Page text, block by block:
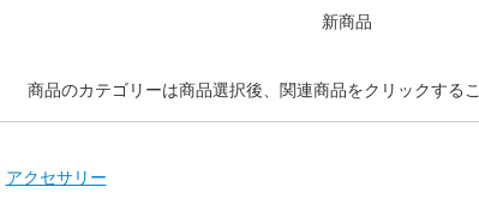
新商品
商品のカテゴリーは商品選択後、関連商品をクリックする
アクセサリー